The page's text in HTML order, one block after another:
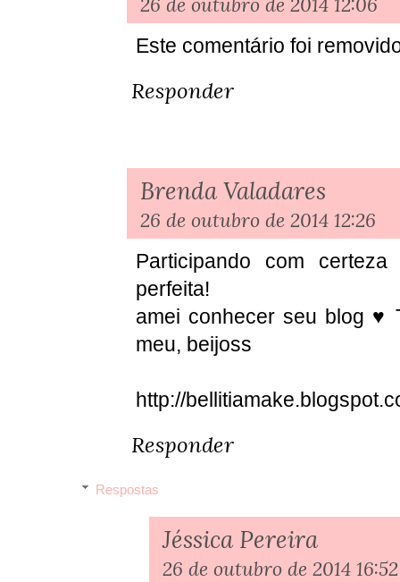
Este comentário foi
Responder
Brenda Valadares
26 de outubro de 2014 12:26
Participando com
perfeita!
amei conhecer seu blog ♥
meu, beijoss
http://
Responder
Respostas
Jéssica Pereira
26 de outubro de 2014 16:52